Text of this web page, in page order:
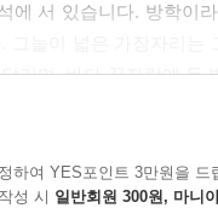
에 서 있습니다. 방학이
리며, 바다 끝자락에 두
본 학교에서 아이는
리’가 됩니다. 아이에게
하여 YES포인트 3만원을 드
성 시 일반회원 300원, 마니